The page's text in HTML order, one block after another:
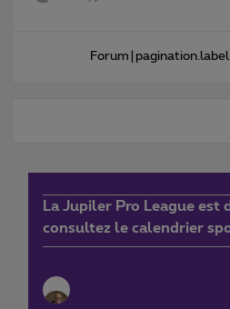
La Jupiler Pro League est
consultez le calendrier